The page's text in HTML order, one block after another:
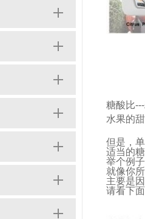
糖酸比---
水果的
但是，
适当的
举个例
就像你
主要是
请看下